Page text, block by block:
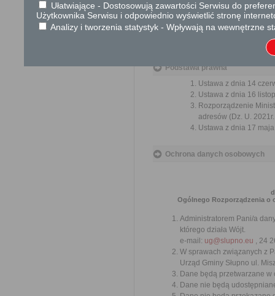
Właściciele nieruchomości
nieruchomościami
ogrodzeniu tabliczki z
Podstawa prawna
Ustawa z dnia 14
Ustawa z dnia 16
Rozporządzenie
adresów (Dz. U.
Ustawa z dnia 17
Ochrona danych osobowych
Ogólnego Rozporządzenia o
Administratorem Pani/a
którego działa Wójt.
e-mail: ug@slupno.eu , 24
W sprawach związanych z
Urząd Gminy Słupno ul.
Dane będą przetwarzane w
Dane nie będą
Ułatwiające - Dostosowują zawartości Serwisu do
Użytkownika Serwisu i odpowiednio wyświetlić stronę
Analizy i tworzenia statystyk - Wpływają na wewnętrzne